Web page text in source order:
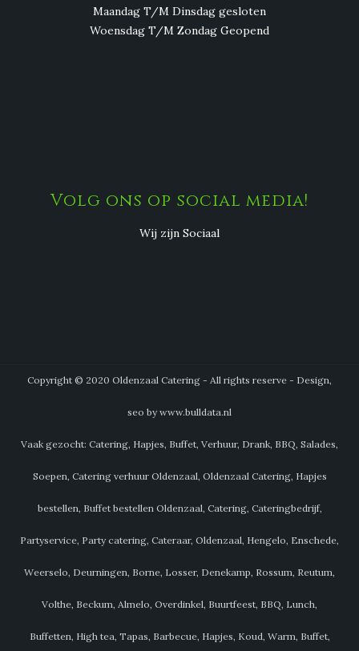
Maandag T/M Dinsdag gesloten
Woensdag T/M Zondag Geopend
Volg ons op social media!
Wij zijn Sociaal
Copyright © 2020 Oldenzaal Catering - All rights reserve - Design,
seo by www.bulldata.nl
Vaak gezocht: Catering, Hapjes, Buffet, Verhuur, Drank, BBQ, Salades,
Soepen, Catering verhuur Oldenzaal, Oldenzaal Catering, Hapjes
bestellen, Buffet bestellen Oldenzaal, Catering, Cateringbedrijf,
Partyservice, Party catering, Cateraar, Oldenzaal, Hengelo, Enschede,
Weerselo, Deurningen, Borne, Losser, Denekamp, Rossum, Reutum,
Volthe, Beckum, Almelo, Overdinkel, Buurtfeest, BBQ, Lunch,
Buffetten, High tea, Tapas, Barbecue, Hapjes, Koud, Warm, Buffet,